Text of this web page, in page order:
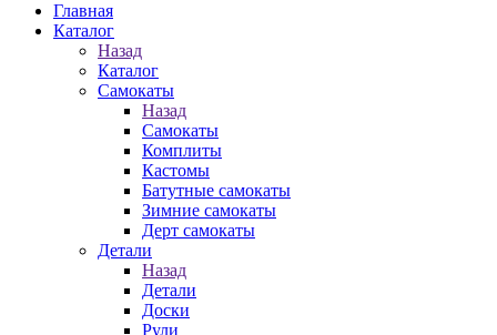
Главная
Каталог
Назад
Каталог
Самокаты
Назад
Самокаты
Комплиты
Кастомы
Батутные самокаты
Зимние самокаты
Дерт самокаты
Детали
Назад
Детали
Доски
Рули